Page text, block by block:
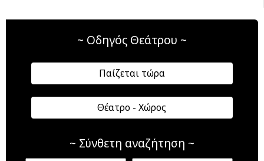
~ Οδηγός Θεάτρου ~
Παίζεται τώρα
Θέατρο - Χώρος
~ Σύνθετη αναζήτηση ~